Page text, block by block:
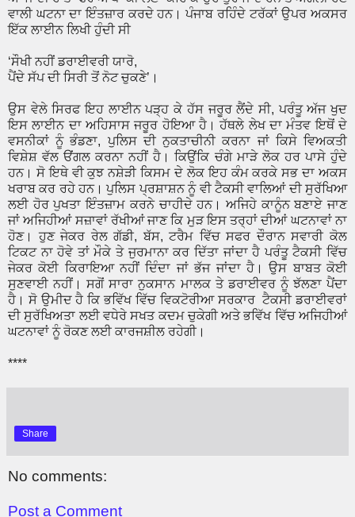
ਵਾਲੀ ਘਟਨਾ ਦਾ ਇੰਤਜ਼ਾਰ ਕਰਦੇ ਹਨ। ਪੰਜਾਬ ਰਹਿੰਦੇ ਟਰੱਕਾਂ ਉਪਰ ਅਕਸਰ
ਇੱਕ ਲਾਈਨ ਲਿਖੀ ਹੁੰਦੀ ਸੀ
‘ਸੌਖੀ ਨਹੀਂ ਡਰਾਈਵਰੀ ਯਾਰੋ,
ਪੈਂਦੇ ਸੱਪ ਦੀ ਸਿਰੀ ਤੋਂ ਨੋਟ ਚੁਕਣੇ’।
ਉਸ ਵੇਲੇ ਸਿਰਫ ਇਹ ਲਾਈਨ ਪੜ੍ਹ ਕੇ ਹੱਸ ਜਰੂਰ ਲੈਂਦੇ ਸੀ, ਪਰੰਤੂ ਅੱਜ ਖੁਦ
ਇਸ ਲਾਈਨ ਦਾ ਅਹਿਸਾਸ ਜਰੂਰ ਹੋਇਆ ਹੈ। ਹੱਥਲੇ ਲੇਖ ਦਾ ਮੰਤਵ ਇਥੋਂ ਦੇ
ਵਸਨੀਕਾਂ ਨੂੰ ਭੰਡਣਾ, ਪੁਲਿਸ ਦੀ ਨੁਕਤਾਚੀਨੀ ਕਰਨਾ ਜਾਂ ਕਿਸੇ ਵਿਅਕਤੀ
ਵਿਸ਼ੇਸ਼ ਵੱਲ ੳਂਗਲ ਕਰਨਾ ਨਹੀਂ ਹੈ। ਕਿਉਂਕਿ ਚੰਗੇ ਮਾੜੇ ਲੋਕ ਹਰ ਪਾਸੇ ਹੁੰਦੇ
ਹਨ। ਸੋ ਇਥੇ ਵੀ ਕੁਝ ਨਸ਼ੇੜੀ ਕਿਸਮ ਦੇ ਲੋਕ ਇਹ ਕੰਮ ਕਰਕੇ ਸਭ ਦਾ ਅਕਸ
ਖਰਾਬ ਕਰ ਰਹੇ ਹਨ। ਪੁਲਿਸ ਪ੍ਰਸ਼ਾਸ਼ਨ ਨੂੰ ਵੀ ਟੈਕਸੀ ਵਾਲਿਆਂ ਦੀ ਸੁਰੱਖਿਆ
ਲਈ ਹੋਰ ਪੁਖਤਾ ਇੰਤਜ਼ਾਮ ਕਰਨੇ ਚਾਹੀਦੇ ਹਨ। ਅਜਿਹੇ ਕਾਨੂੰਨ ਬਣਾਏ ਜਾਣ
ਜਾਂ ਅਜਿਹੀਆਂ ਸਜ਼ਾਵਾਂ ਰੱਖੀਆਂ ਜਾਣ ਕਿ ਮੁੜ ਇਸ ਤਰ੍ਹਾਂ ਦੀਆਂ ਘਟਨਾਵਾਂ ਨਾ
ਹੋਣ। ਹੁਣ ਜੇਕਰ ਰੇਲ ਗੱਡੀ, ਬੱਸ, ਟਰੈਮ ਵਿੱਚ ਸਫਰ ਦੌਰਾਨ ਸਵਾਰੀ ਕੋਲ
ਟਿਕਟ ਨਾ ਹੋਵੇ ਤਾਂ ਮੌਕੇ ਤੇ ਜੁਰਮਾਨਾ ਕਰ ਦਿੱਤਾ ਜਾਂਦਾ ਹੈ ਪਰੰਤੂ ਟੈਕਸੀ ਵਿੱਚ
ਜੇਕਰ ਕੋਈ ਕਿਰਾਇਆ ਨਹੀਂ ਦਿੰਦਾ ਜਾਂ ਭੱਜ ਜਾਂਦਾ ਹੈ। ਉਸ ਬਾਬਤ ਕੋਈ
ਸੁਣਵਾਈ ਨਹੀਂ। ਸਗੋਂ ਸਾਰਾ ਨੁਕਸਾਨ ਮਾਲਕ ਤੇ ਡਰਾਈਵਰ ਨੂੰ ਝੱਲਣਾ ਪੈਂਦਾ
ਹੈ। ਸੋ ਉਮੀਦ ਹੈ ਕਿ ਭਵਿੱਖ ਵਿੱਚ ਵਿਕਟੋਰੀਆ ਸਰਕਾਰ ਟੈਕਸੀ ਡਰਾਈਵਰਾਂ
ਦੀ ਸੁਰੱਖਿਅਤਾ ਲਈ ਵਧੇਰੇ ਸਖਤ ਕਦਮ ਚੁਕੇਗੀ ਅਤੇ ਭਵਿੱਖ ਵਿੱਚ ਅਜਿਹੀਆਂ
ਘਟਨਾਵਾਂ ਨੂੰ ਰੋਕਣ ਲਈ ਕਾਰਜਸ਼ੀਲ ਰਹੇਗੀ।
****
Share
No comments:
Post a Comment